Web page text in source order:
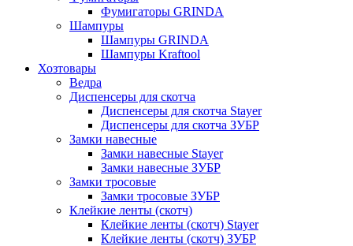
Фумигаторы GRINDA
Шампуры
Шампуры GRINDA
Шампуры Kraftool
Хозтовары
Ведра
Диспенсеры для скотча
Диспенсеры для скотча Stayer
Диспенсеры для скотча ЗУБР
Замки навесные
Замки навесные Stayer
Замки навесные ЗУБР
Замки тросовые
Замки тросовые ЗУБР
Клейкие ленты (скотч)
Клейкие ленты (скотч) Stayer
Клейкие ленты (скотч) ЗУБР